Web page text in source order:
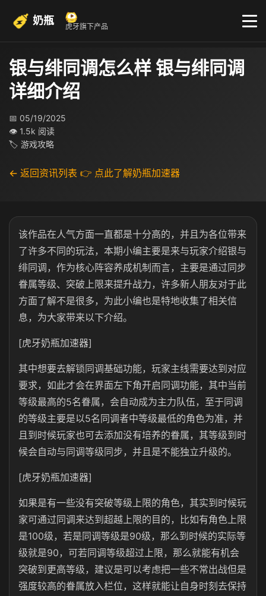
奶瓶 虎牙旗下产品
银与绯同调怎么样 银与绯同调
详细介绍
📅 05/19/2025
👁 1.5k 阅读
🏷 游戏攻略
← 返回资讯列表 👉 点此了解奶瓶加速器
该作品在人气方面一直都是十分高的，并且为各位带来
了许多不同的玩法，本期小编主要是来与玩家介绍银与
绯同调，作为核心阵容养成机制而言，主要是通过同步
眷属等级、突破上限来提升战力，许多新人朋友对于此
方面了解不是很多，为此小编也是特地收集了相关信
息，为大家带来以下介绍。
[虎牙奶瓶加速器]
其中想要去解锁同调基础功能，玩家主线需要达到对应
要求，如此才会在界面左下角开启同调功能，其中当前
等级最高的5名眷属，会自动成为主力队伍，至于同调
的等级主要是以5名同调者中等级最低的角色为准，并
且到时候玩家也可去添加没有培养的眷属，其等级到时
候会自动与同调等级同步，并且是不能独立升级的。
[虎牙奶瓶加速器]
如果是有一些没有突破等级上限的角色，其实到时候玩
家可通过同调来达到超越上限的目的，比如有角色上限
是100级，若是同调等级是90级，那么到时候的实际等
级就是90，可若同调等级超过上限，那么就能有机会
突破到更高等级，建议是可以考虑把一些不常出战但是
强度较高的眷属放入栏位，这样就能让自身时刻去保持